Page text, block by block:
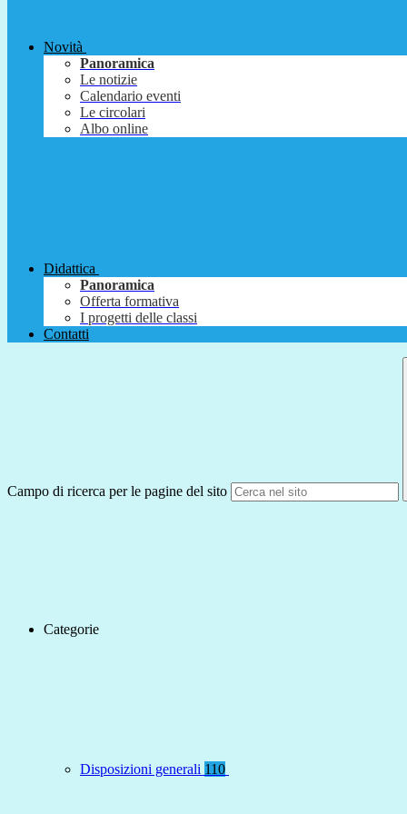
Novità
Panoramica
Le notizie
Calendario eventi
Le circolari
Albo online
Didattica
Panoramica
Offerta formativa
I progetti delle classi
Contatti
Campo di ricerca per le pagine del sito
Categorie
Disposizioni generali 110